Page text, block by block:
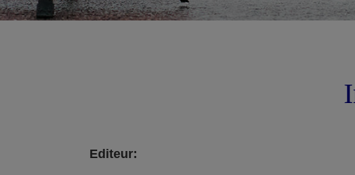
Editeur: